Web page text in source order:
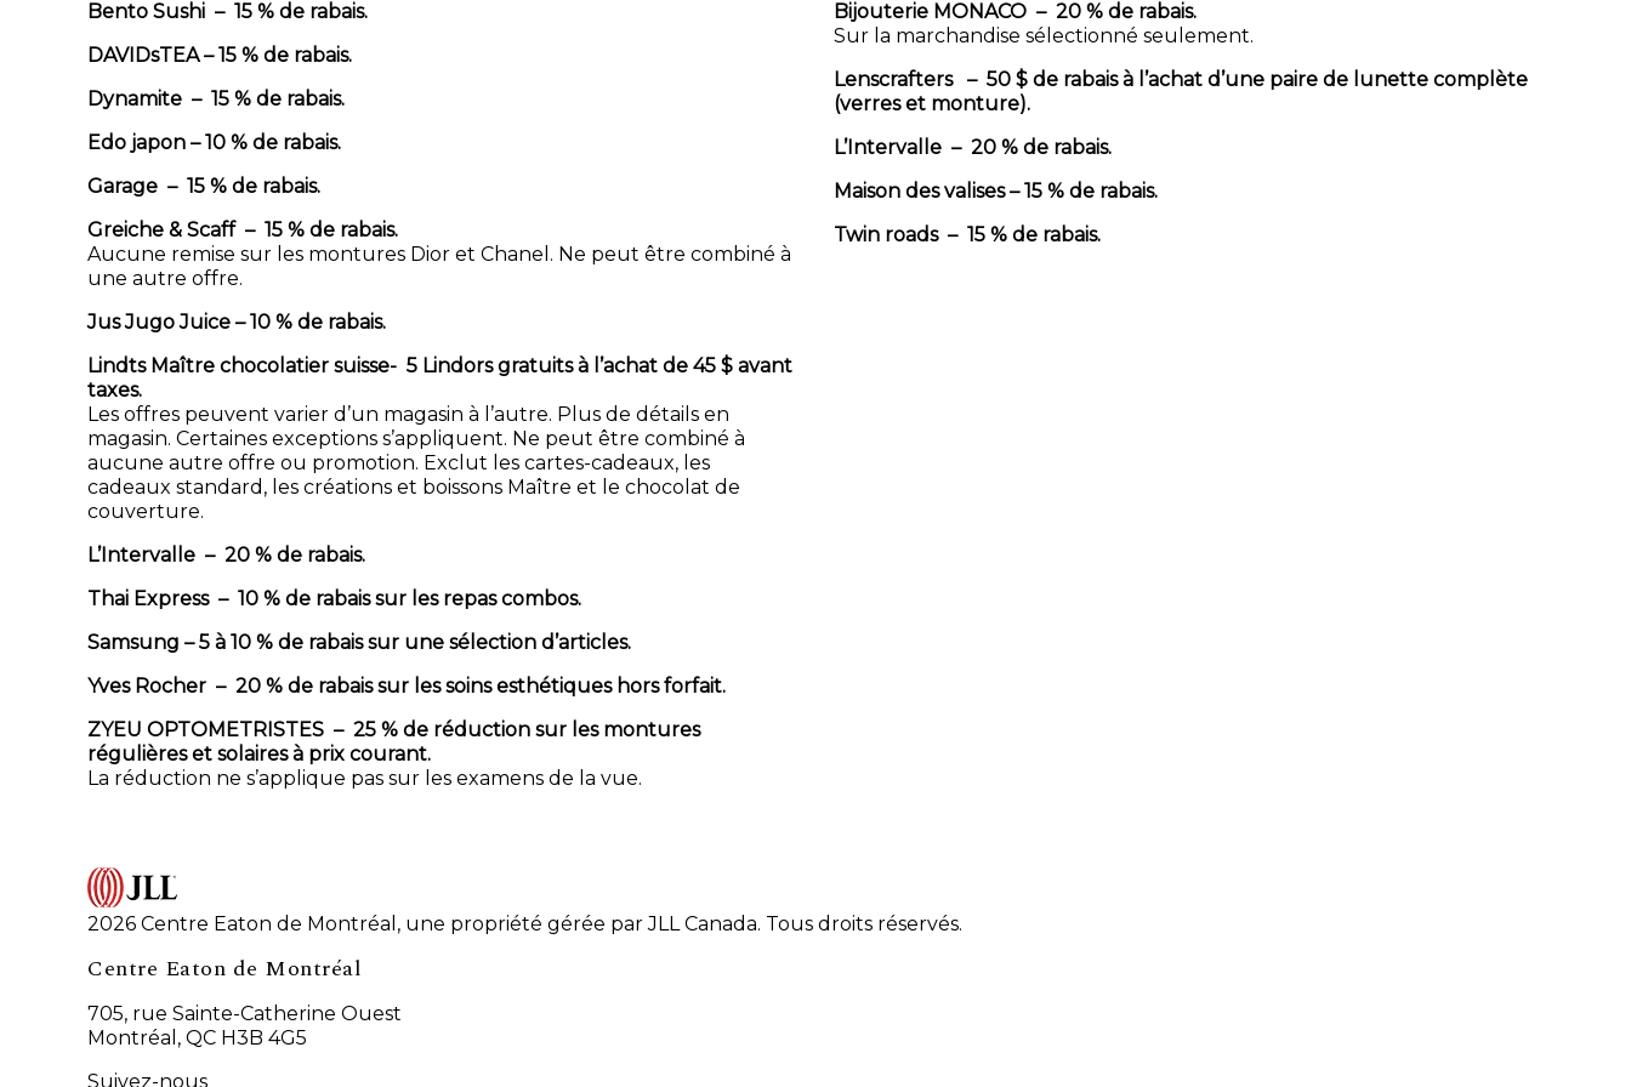
Bento Sushi – 15 % de rabais.
DAVIDsTEA – 15 % de rabais.
Dynamite – 15 % de rabais.
Edo japon – 10 % de rabais.
Garage – 15 % de rabais.
Greiche & Scaff – 15 % de rabais.
Aucune remise sur les montures Dior et Chanel. Ne peut être combiné à
une autre offre.
Jus Jugo Juice – 10 % de rabais.
Lindts Maître chocolatier suisse- 5 Lindors gratuits à l’achat de 45 $ avant
taxes.
Les offres peuvent varier d’un magasin à l’autre. Plus de détails en
magasin. Certaines exceptions s’appliquent. Ne peut être combiné à
aucune autre offre ou promotion. Exclut les cartes-cadeaux, les
cadeaux standard, les créations et boissons Maître et le chocolat de
couverture.
L’Intervalle – 20 % de rabais.
Thai Express – 10 % de rabais sur les repas combos.
Samsung – 5 à 10 % de rabais sur une sélection d’articles.
Yves Rocher – 20 % de rabais sur les soins esthétiques hors forfait.
ZYEU OPTOMETRISTES – 25 % de réduction sur les montures
régulières et solaires à prix courant.
La réduction ne s’applique pas sur les examens de la vue.
Bijouterie MONACO – 20 % de rabais.
Sur la marchandise sélectionné seulement.
Lenscrafters – 50 $ de rabais à l’achat d’une paire de lunette complète
(verres et monture).
L’Intervalle – 20 % de rabais.
Maison des valises – 15 % de rabais.
Twin roads – 15 % de rabais.
2026 Centre Eaton de Montréal, une propriété gérée par JLL Canada. Tous droits réservés.
Centre Eaton de Montréal
705, rue Sainte-Catherine Ouest
Montréal, QC H3B 4G5
Suivez-nous